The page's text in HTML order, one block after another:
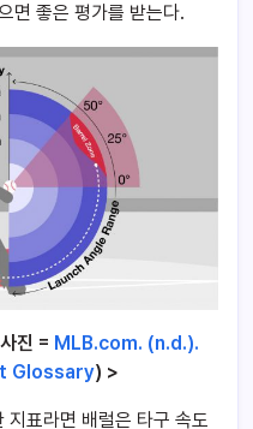
면 좋은 평가를 받는다.
진 = MLB.com. (n.d.).
Glossary) >
지표라면 배럴은 타구 속도